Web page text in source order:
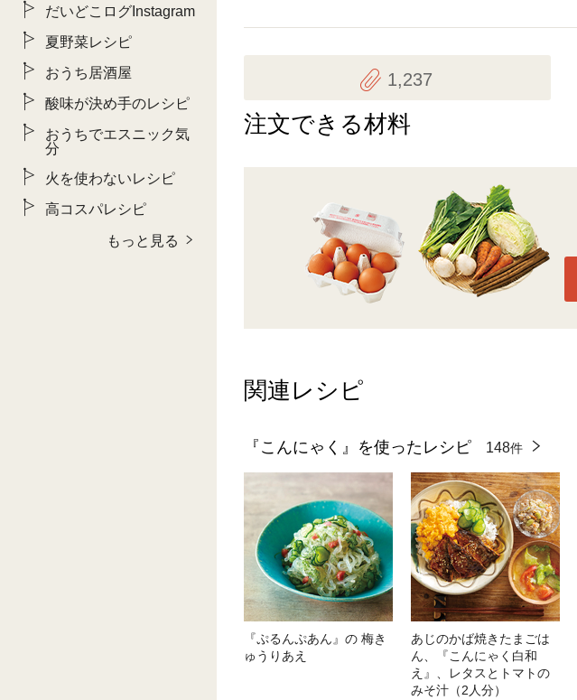
1,237
注文できる材料
関連レシピ
『こんにゃく』を使ったレシピ 148件
『ぷるんぷあん』の 梅き
ゅうりあえ
あじのかば焼きたまごは
ん、『こんにゃく白和
え』、レタスとトマトの
みそ汁（2人分）
だいどこログInstagram
夏野菜レシピ
おうち居酒屋
酸味が決め手のレシピ
おうちでエスニック気
分
火を使わないレシピ
高コスパレシピ
もっと見る